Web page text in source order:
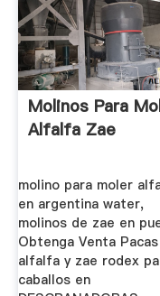
Molinos Para
Alfalfa Zae
molino para moler
en argentina water,
molinos de zae en
Obtenga Venta
alfalfa y zae rodex
caballos en